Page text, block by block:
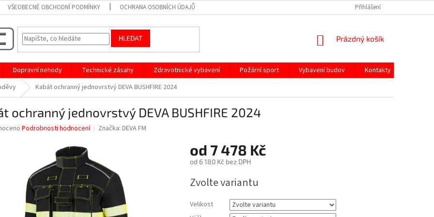
VŠEOBECNÉ OBCHODNÍ PODMÍNKY OCHRANA OSOBNÍCH ÚDAJŮ Přihlášení
HLEDAT
NÁKUPNÍ
Prázdný košík
Dopravní nehody Technické zásahy Zdravotnické vybavení Požární sport Vybavení budov
Kontakty
Kabát ochranný jednovrstvý DEVA BUSHFIRE 2024
ochranný jednovrstvý DEVA BUSHFIRE 2024
Podrobnosti hodnocení Značka: DEVA FM
od 7 478 Kč
od 6 180 Kčbez DPH
cena:
Zvolte variantu
Velikost